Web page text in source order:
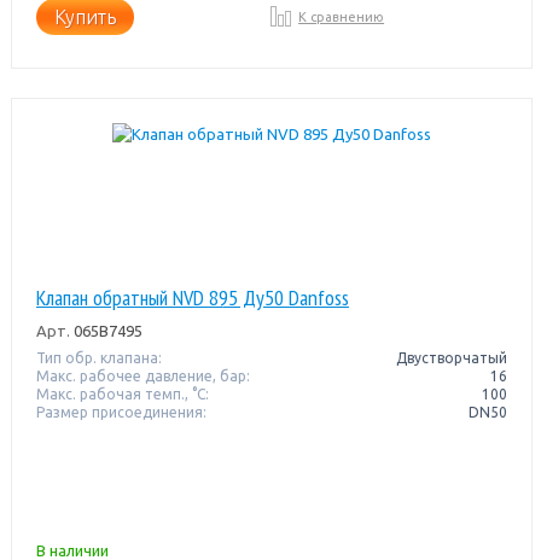
Купить К сравнению
Клапан обратный NVD 895 Ду50 Danfoss
Арт. 065B7495
Тип обр. клапана:
Двустворчатый
Макс. рабочее давление, бар:
16
Макс. рабочая темп., °С:
100
Размер присоединения:
DN50
В наличии